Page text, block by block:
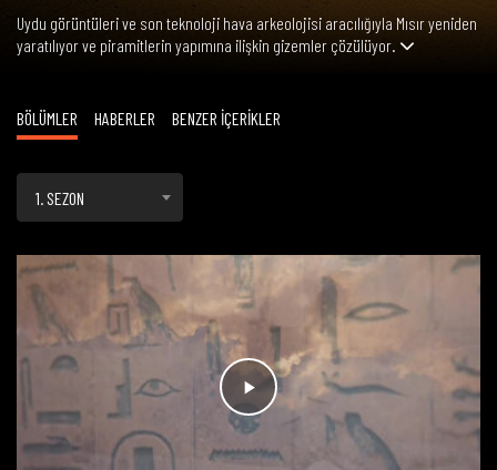
Uydu görüntüleri ve son teknoloji hava arkeolojisi aracılığıyla Mısır yeniden
yaratılıyor ve piramitlerin yapımına ilişkin gizemler çözülüyor.
BÖLÜMLER HABERLER BENZER İÇERİKLER
1. SEZON